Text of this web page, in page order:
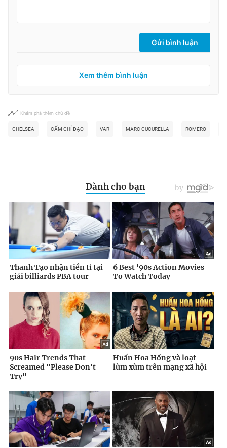
Gửi bình luận
Xem thêm bình luận
Khám phá thêm chủ đề
CHELSEA CẤM CHỈ ĐẠO VAR MARC CUCURELLA ROMERO